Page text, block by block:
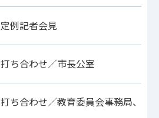
定例記者会見
打ち合わせ／市長公室
打ち合わせ／教育委員会事務局、市